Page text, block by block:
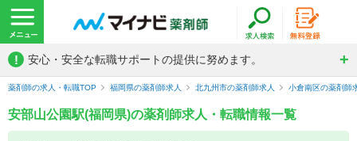
! 安心・安全な転職サポートの提供に努めます。
薬剤師の求人・転職TOP 福岡県の薬剤師求人 北九州市の薬剤師求人 小倉南区の薬剤師
安部山公園駅(福岡県)の薬剤師求人・転職情報一覧